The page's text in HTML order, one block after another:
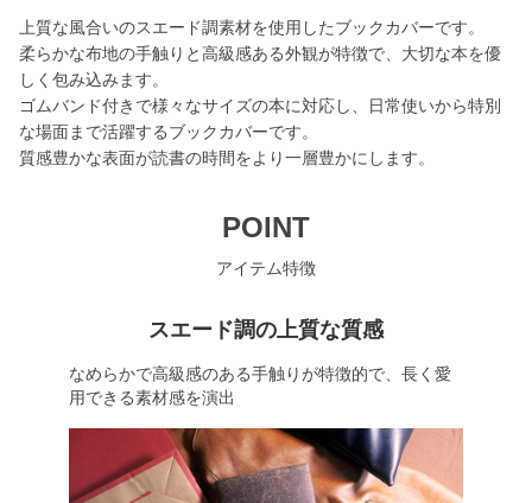
上質な風合いのスエード調素材を使用したブックカバーです。
柔らかな布地の手触りと高級感ある外観が特徴で、大切な本を優
しく包み込みます。
ゴムバンド付きで様々なサイズの本に対応し、日常使いから特別
な場面まで活躍するブックカバーです。
質感豊かな表面が読書の時間をより一層豊かにします。
POINT
アイテム特徴
スエード調の上質な質感
なめらかで高級感のある手触りが特徴的で、長く愛
用できる素材感を演出